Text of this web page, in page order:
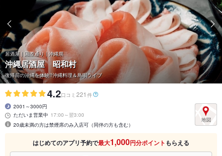
居酒屋 | 国際通り | 沖縄県
沖縄居酒屋 昭和村
復帰前の沖縄を体験!!沖縄料理＆島唄ライブ
4.2口コミ 221 件
2001～3000円
ただいま営業中 17:00～翌3:00
20歳未満の方は禁煙席のみ入店可（同伴の方も含む）
はじめてのアプリ予約で最大1,000円分ポイント もらえる